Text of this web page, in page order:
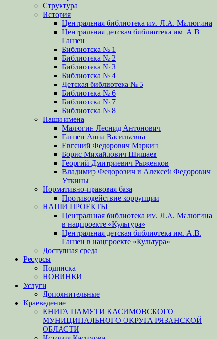
Структура
История
Центральная библиотека им. Л.А. Малюгина
Центральная детская библиотека им. А.В.
Ганзен
Библиотека № 1
Библиотека № 2
Библиотека № 3
Библиотека № 4
Детская библиотека № 5
Библиотека № 6
Библиотека № 7
Библиотека № 8
Наши имена
Малюгин Леонид Антонович
Ганзен Анна Васильевна
Евгений Федорович Маркин
Борис Михайлович Шишаев
Георгий Дмитриевич Рыженков
Владимир Федорович и Алексей Федорович
Уткины
Нормативно-правовая база
Противодействие коррупции
НАШИ ПРОЕКТЫ
Центральная библиотека им. Л.А. Малюгина
в нацпроекте «Культура»
Центральная детская библиотека им. А.В.
Ганзен в нацпроекте «Культура»
Доступная среда
Ресурсы
Подписка
НОВИНКИ
Услуги
Дополнительные
Краеведение
КНИГА ПАМЯТИ КАСИМОВСКОГО
МУНИЦИПАЛЬНОГО ОКРУГА РЯЗАНСКОЙ
ОБЛАСТИ